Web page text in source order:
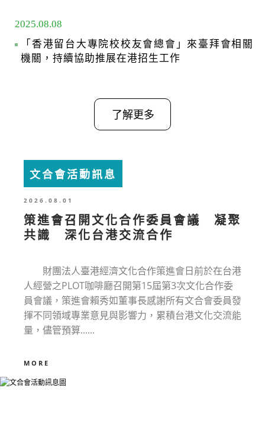
2025.08.08
「香港留台大專院校校友會總會」來臺拜會相關
機關，持續協助推展在港招生工作
了解更多
文合會活動訊息
2026.08.01
策進會召開文化合作委員會議 凝聚
共識 深化台港交流合作
財團法人臺港經濟文化合作策進會日前於在台港
人經營之PLOT咖啡廳召開第15屆第3次文化合作委
員會議，策進會賴秀如董事長感謝所有文合會委員發
揮不同領域專業意見與影響力，累積台港文化交流能
量，儘管預算......
MORE